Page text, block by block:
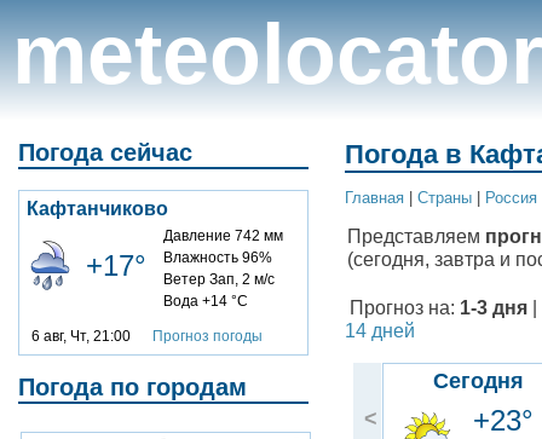
meteolocator
Погода сейчас
Кафтанчиково
+17°
Давление 742 мм
Влажность 96%
Ветер Зап, 2 м/с
Вода +14 °C
6 авг, Чт, 21:00 Прогноз погоды
Погода по городам
Погода в
Главная Cтраны Россия
Представляем
(сегодня, завтра и
Прогноз на: 1-3 дня
14 дней
<
Сегодня
+23°